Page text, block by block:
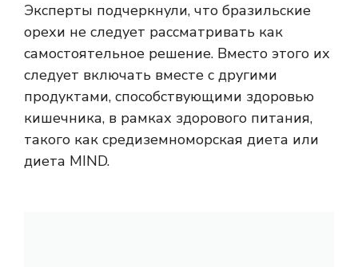
Эксперты подчеркнули, что бразильские
орехи не следует рассматривать как
самостоятельное решение. Вместо этого их
следует включать вместе с другими
продуктами, способствующими здоровью
кишечника, в рамках здорового питания,
такого как средиземноморская диета или
диета MIND.